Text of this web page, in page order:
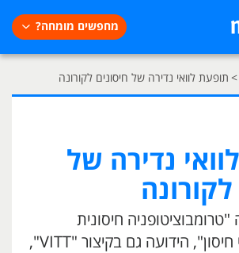
מחפשים מומחה?
> תופעת לוואי נדירה של חיסונים לקורונה
נדירה של
לקורונה
חיסונית
הנגרמת על ידי חיסון", הידועה גם בקיצור "VITT",